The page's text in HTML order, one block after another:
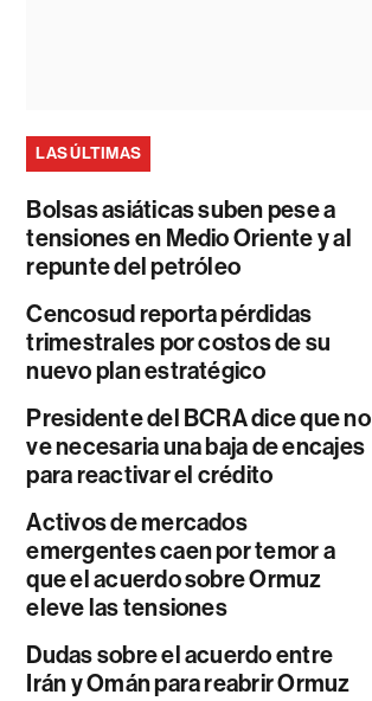
LAS ÚLTIMAS
Bolsas asiáticas suben pese a
tensiones en Medio Oriente y al
repunte del petróleo
Cencosud reporta pérdidas
trimestrales por costos de su
nuevo plan estratégico
Presidente del BCRA dice que no
ve necesaria una baja de encajes
para reactivar el crédito
Activos de mercados
emergentes caen por temor a
que el acuerdo sobre Ormuz
eleve las tensiones
Dudas sobre el acuerdo entre
Irán y Omán para reabrir Ormuz